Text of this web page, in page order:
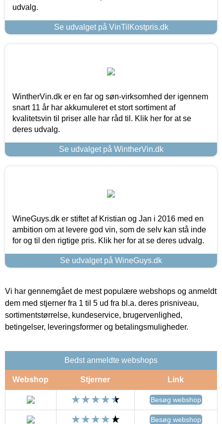
udvalg.
Se udvalget på VinTilKostpris.dk
WintherVin.dk er en far og søn-virksomhed der igennem
snart 11 år har akkumuleret et stort sortiment af
kvalitetsvin til priser alle har råd til. Klik her for at se
deres udvalg.
Se udvalget på WintherVin.dk
WineGuys.dk er stiftet af Kristian og Jan i 2016 med en
ambition om at levere god vin, som de selv kan stå inde
for og til den rigtige pris. Klik her for at se deres udvalg.
Se udvalget på WineGuys.dk
Vi har gennemgået de mest populære webshops og anmeldt
dem med stjerner fra 1 til 5 ud fra bl.a. deres prisniveau,
sortimentstørrelse, kundeservice, brugervenlighed,
betingelser, leveringsformer og betalingsmuligheder.
Bedst anmeldte webshops
Webshop Stjerner Link
Besøg webshop
Besøg webshop